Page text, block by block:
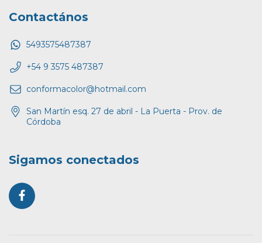
Contactános
5493575487387
+54 9 3575 487387
conformacolor@hotmail.com
San Martín esq. 27 de abril - La Puerta - Prov. de
Córdoba
Sigamos conectados